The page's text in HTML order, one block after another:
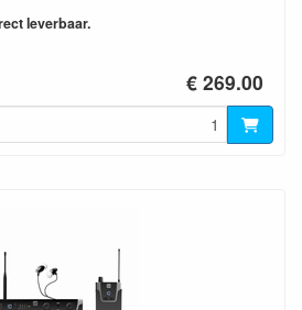
leverbaar.
€ 269.00